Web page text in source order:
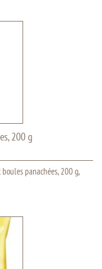
200 g
panachées, 200 g,